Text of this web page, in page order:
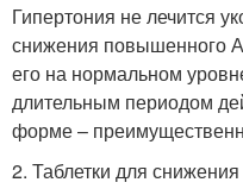
Гипертония не лечится
снижения повышенного
его на нормальном
длительным периодом
форме –
2. Таблетки для